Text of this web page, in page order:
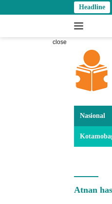
to
Headline
close
Nasional
Atnan